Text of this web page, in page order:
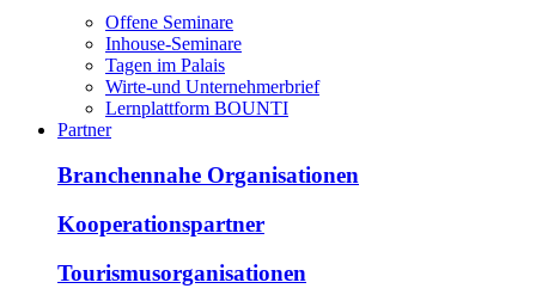
Offene Seminare
Inhouse-Seminare
Tagen im Palais
Wirte-und Unternehmerbrief
Lernplattform BOUNTI
Partner
Branchennahe Organisationen
Kooperationspartner
Tourismusorganisationen